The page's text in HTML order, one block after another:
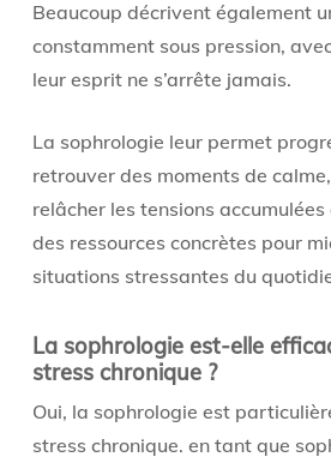
Beaucoup décrivent également
constamment sous pression,
leur esprit ne s’arrête jamais.
La sophrologie leur permet
retrouver des moments de
relâcher les tensions
des ressources concrètes pour
situations stressantes du
La sophrologie est-elle
stress chronique ?
Oui, la sophrologie est
stress chronique. en tant que